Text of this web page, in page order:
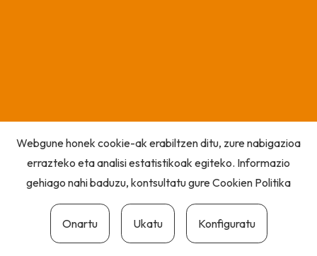
Webgune honek cookie-ak erabiltzen ditu, zure nabigazioa
errazteko eta analisi estatistikoak egiteko. Informazio
gehiago nahi baduzu, kontsultatu gureCookien Politika
Onartu Ukatu Konfiguratu